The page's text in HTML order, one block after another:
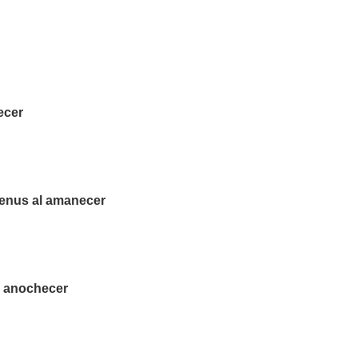
al amanecer
anochecer